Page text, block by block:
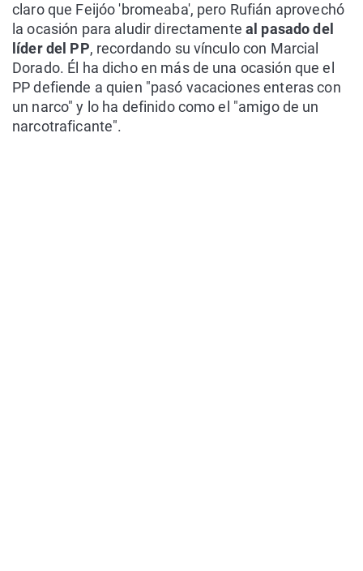
claro que Feijóo 'bromeaba', pero Rufián aprovechó
la ocasión para aludir directamenteal pasado del
líder del PP, recordando su vínculo con Marcial
Dorado. Él ha dicho en más de una ocasión que el
PP defiende a quien "pasó vacaciones enteras con
un narco" y lo ha definido como el "amigo de un
narcotraficante".